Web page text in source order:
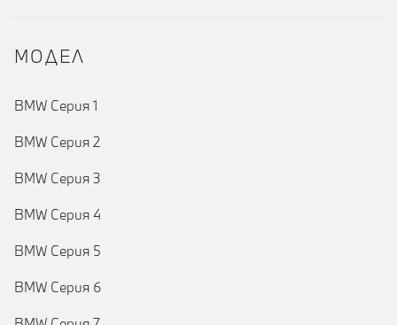
MOДЕЛ
BMW Серия 1
BMW Серия 2
BMW Серия 3
BMW Серия 4
BMW Серия 5
BMW Серия 6